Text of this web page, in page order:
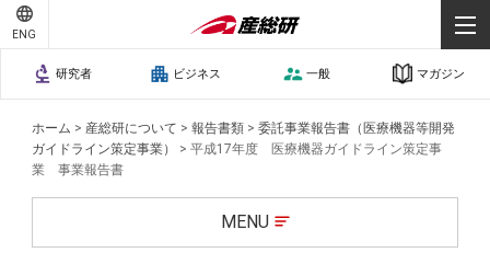
ENG
研究者 ビジネス 一般 マガジン
ホーム > 産総研について >報告書類 >委託事業報告書（医療機器等開発
ガイドライン策定事業）
>平成17年度 医療機器ガイドライン策定事
業 事業報告書
MENU